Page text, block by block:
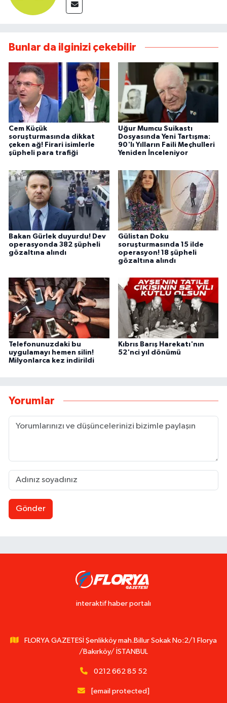
Bunlar da ilginizi çekebilir
Cem Küçük
soruşturmasında dikkat
çeken ağ! Firari isimlerle
şüpheli para trafiği
Uğur Mumcu Suikastı
Dosyasında Yeni Tartışma:
90'lı Yılların Faili Meçhulleri
Yeniden İnceleniyor
Bakan Gürlek duyurdu! Dev
operasyonda 382 şüpheli
gözaltına alındı
Gülistan Doku
soruşturmasında 15 ilde
operasyon! 18 şüpheli
gözaltına alındı
Telefonunuzdaki bu
uygulamayı hemen silin!
Milyonlarca kez indirildi
Kıbrıs Barış Harekatı'nın
52'nci yıl dönümü
Yorumlar
Gönder
interaktif haber portalı
FLORYA GAZETESİ Şenlikköy mah.Billur Sokak No:2/1 Florya
/Bakırköy/ İSTANBUL
0212 662 85 52
[email protected]